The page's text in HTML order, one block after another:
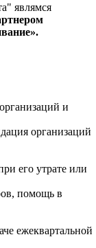
являмся
и
организаций
его утрате или
помощь в
ежеквартальной